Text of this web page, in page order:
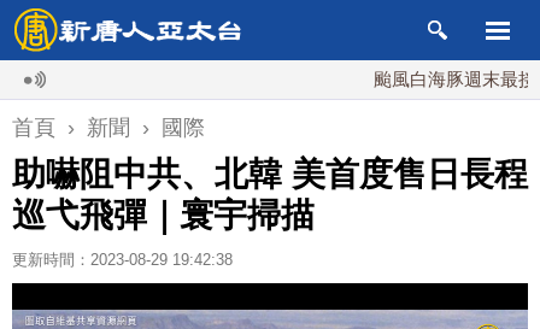
颱風白海豚週末最接近台
首頁 › 新聞 › 國際
助嚇阻中共、北韓 美首度售日長程
巡弋飛彈｜寰宇掃描
更新時間：2023-08-29 19:42:38